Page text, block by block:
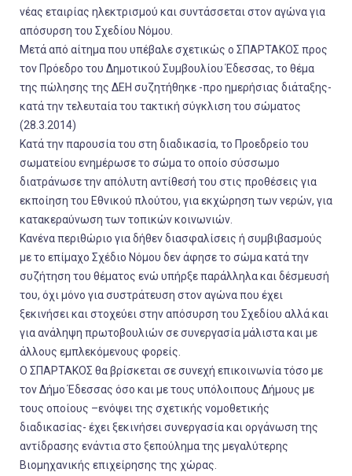
νέας εταιρίας ηλεκτρισμού και συντάσσεται στον αγώνα για
απόσυρση του Σχεδίου Νόμου.
Μετά από αίτημα που υπέβαλε σχετικώς ο ΣΠΑΡΤΑΚΟΣ προς
τον Πρόεδρο του Δημοτικού Συμβουλίου Έδεσσας, το θέμα
της πώλησης της ΔΕΗ συζητήθηκε -προ ημερήσιας διάταξης-
κατά την τελευταία του τακτική σύγκλιση του σώματος
(28.3.2014)
Κατά την παρουσία του στη διαδικασία, το Προεδρείο του
σωματείου ενημέρωσε το σώμα το οποίο σύσσωμο
διατράνωσε την απόλυτη αντίθεσή του στις προθέσεις για
εκποίηση του Εθνικού πλούτου, για εκχώρηση των νερών, για
κατακεραύνωση των τοπικών κοινωνιών.
Κανένα περιθώριο για δήθεν διασφαλίσεις ή συμβιβασμούς
με το επίμαχο Σχέδιο Νόμου δεν άφησε το σώμα κατά την
συζήτηση του θέματος ενώ υπήρξε παράλληλα και δέσμευσή
του, όχι μόνο για συστράτευση στον αγώνα που έχει
ξεκινήσει και στοχεύει στην απόσυρση του Σχεδίου αλλά και
για ανάληψη πρωτοβουλιών σε συνεργασία μάλιστα και με
άλλους εμπλεκόμενους φορείς.
Ο ΣΠΑΡΤΑΚΟΣ θα βρίσκεται σε συνεχή επικοινωνία τόσο με
τον Δήμο Έδεσσας όσο και με τους υπόλοιπους Δήμους με
τους οποίους –ενόψει της σχετικής νομοθετικής
διαδικασίας- έχει ξεκινήσει συνεργασία και οργάνωση της
αντίδρασης ενάντια στο ξεπούλημα της μεγαλύτερης
Βιομηχανικής επιχείρησης της χώρας.